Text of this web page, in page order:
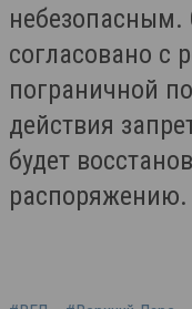
небезопасным.
согласовано с
пограничной
действия
будет
распоряжению.